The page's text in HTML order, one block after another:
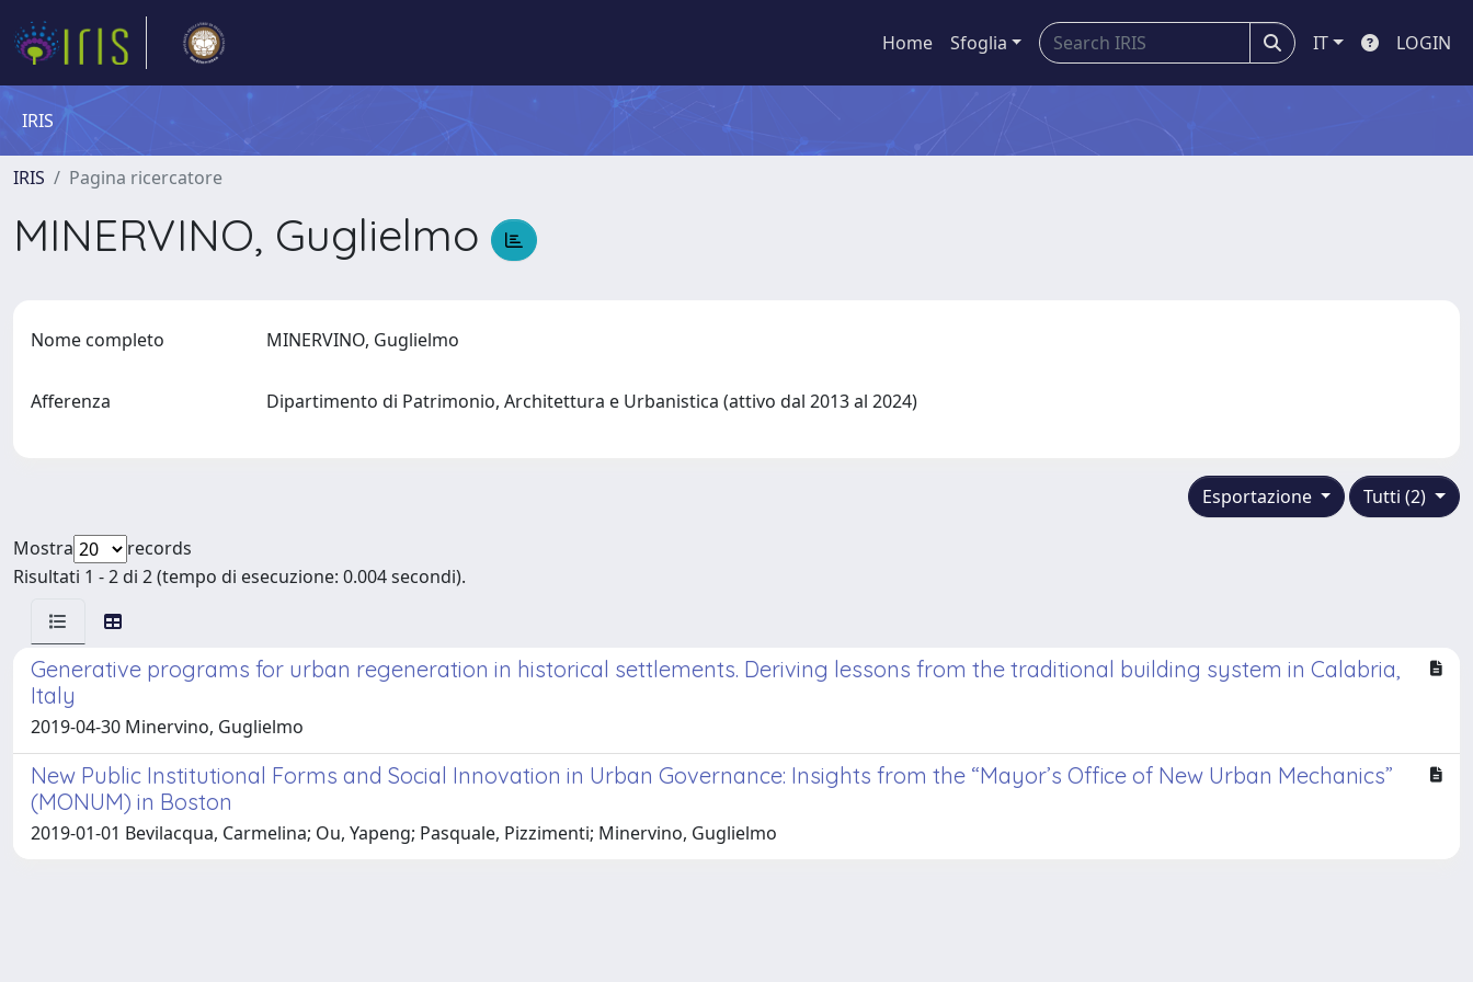
Home Sfoglia IT LOGIN
IRIS
IRIS Pagina ricercatore
MINERVINO, Guglielmo
Nome completo MINERVINO, Guglielmo
Afferenza Dipartimento di Patrimonio, Architettura e Urbanistica (attivo dal 2013 al 2024)
Tutti (2)
Esportazione
Mostra
records
Risultati 1 - 2 di 2 (tempo di esecuzione: 0.004 secondi).
Generative programs for urban regeneration in historical settlements. Deriving lessons from the traditional building system in Calabria,
Italy
2019-04-30 Minervino, Guglielmo
New Public Institutional Forms and Social Innovation in Urban Governance: Insights from the “Mayor’s Office of New Urban Mechanics”
(MONUM) in Boston
2019-01-01 Bevilacqua, Carmelina; Ou, Yapeng; Pasquale, Pizzimenti; Minervino, Guglielmo